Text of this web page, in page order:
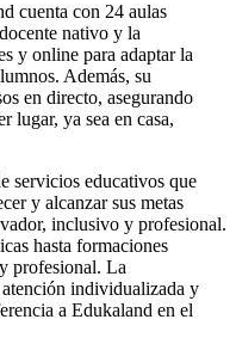
cuenta con 24 aulas
nativo y la
y online para adaptar la
Además, su
en directo, asegurando
lugar, ya sea en casa,
servicios educativos que
y alcanzar sus metas
inclusivo y profesional.
hasta formaciones
profesional. La
individualizada y
a Edukaland en el